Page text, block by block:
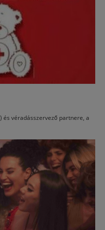
és véradásszervező partnere, a